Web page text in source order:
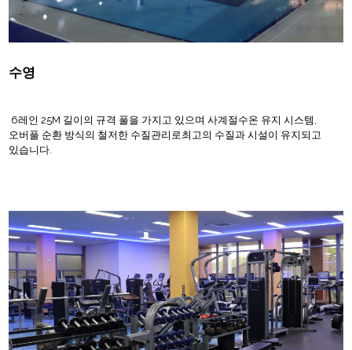
수영
6레인 25M 길이의 규격 풀을 가지고 있으며 사계절수온 유지 시스템,
오버풀 순환 방식의 철저한 수질관리로최고의 수질과 시설이 유지되고
있습니다.